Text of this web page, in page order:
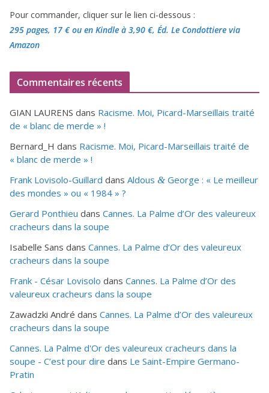
Pour commander, cliquer sur le lien ci-dessous :
295 pages, 17 €ou en Kindle à 3,90 €, Éd. Le Condottiere via
Amazon
Commentaires récents
GIAN LAURENS dans Racisme. Moi, Picard-Marseillais traité
de « blanc de merde » !
Bernard_H dans Racisme. Moi, Picard-Marseillais traité de
« blanc de merde » !
Frank Lovisolo-Guillard dans Aldous & George : « Le meilleur
des mondes » ou « 1984 » ?
Gerard Ponthieu dans Cannes. La Palme d’Or des valeureux
cracheurs dans la soupe
Isabelle Sans dans Cannes. La Palme d’Or des valeureux
cracheurs dans la soupe
Frank - César Lovisolo dans Cannes. La Palme d’Or des
valeureux cracheurs dans la soupe
Zawadzki André dans Cannes. La Palme d’Or des valeureux
cracheurs dans la soupe
Cannes. La Palme d'Or des valeureux cracheurs dans la
soupe - C’est pour dire dans Le Saint-Empire Germano-
Pratin